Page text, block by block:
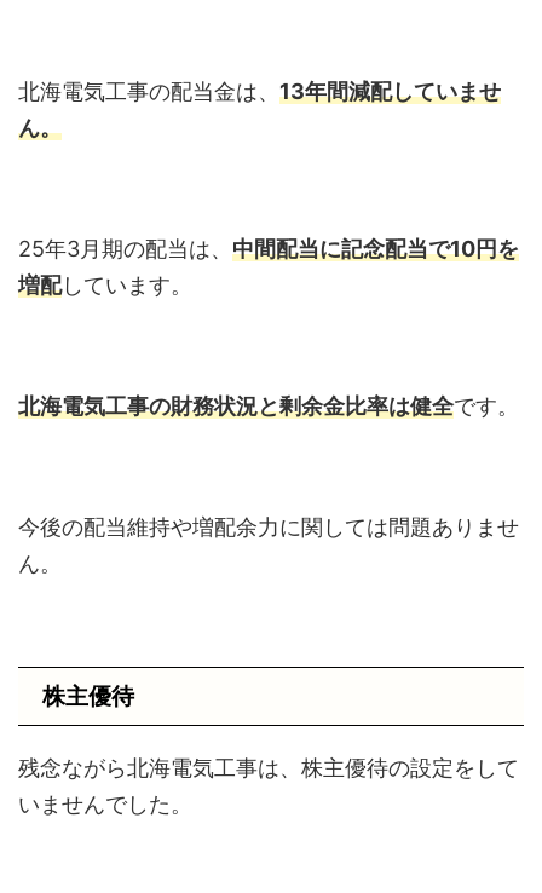
北海電気工事の配当金は、 13年間減配していませ
ん。
25年3月期の配当は、 中間配当に記念配当で10円を
増配しています。
北海電気工事の財務状況と剰余金比率は健全です。
今後の配当維持や増配余力に関しては問題ありませ
ん。
株主優待
残念ながら北海電気工事は、株主優待の設定をして
いませんでした。